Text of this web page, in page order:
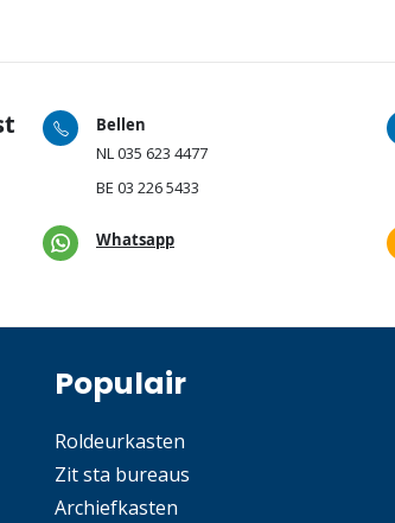
Bellen
NL035 623 4477
BE 03 226 5433
Whatsapp
Populair
Roldeurkasten
Zit sta bureaus
Archiefkasten